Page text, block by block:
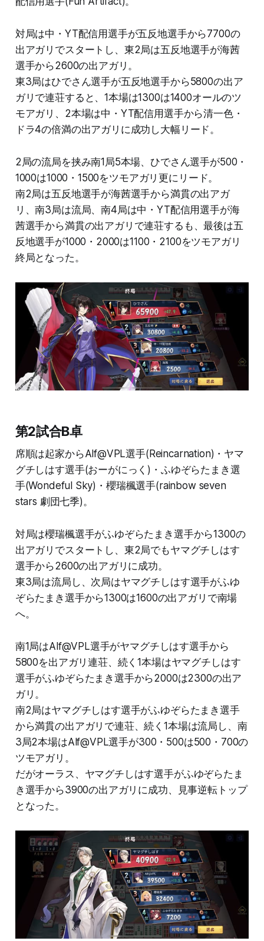
対局は中・YT配信用選手が五反地選手から7700の
出アガリでスタートし、東2局は五反地選手が海茜
選手から2600の出アガリ。
東3局はひでさん選手が五反地選手から5800の出ア
ガリで連荘すると、1本場は1300は1400オールのツ
モアガリ、2本場は中・YT配信用選手から清一色・
ドラ4の倍満の出アガリに成功し大幅リード。
2局の流局を挟み南1局5本場、ひでさん選手が500・
1000は1000・1500をツモアガリ更にリード。
南2局は五反地選手が海茜選手から満貫の出アガ
リ、南3局は流局、南4局は中・YT配信用選手が海
茜選手から満貫の出アガリで連荘するも、最後は五
反地選手が1000・2000は1100・2100をツモアガリ
終局となった。
第2試合B卓
席順は起家からAlf@VPL選手(Reincarnation)・ヤマ
グチしはす選手(おーがにっく)・ふゆぞらたまき選
手(Wondeful Sky)・櫻瑞楓選手(rainbow seven
stars 劇団七季)。
対局は櫻瑞楓選手がふゆぞらたまき選手から1300の
出アガリでスタートし、東2局でもヤマグチしはす
選手から2600の出アガリに成功。
東3局は流局し、次局はヤマグチしはす選手がふゆ
ぞらたまき選手から1300は1600の出アガリで南場
へ。
南1局はAlf@VPL選手がヤマグチしはす選手から
5800を出アガリ連荘、続く1本場はヤマグチしはす
選手がふゆぞらたまき選手から2000は2300の出ア
ガリ。
南2局はヤマグチしはす選手がふゆぞらたまき選手
から満貫の出アガリで連荘、続く1本場は流局し、南
3局2本場はAlf@VPL選手が300・500は500・700の
ツモアガリ。
だがオーラス、ヤマグチしはす選手がふゆぞらたま
き選手から3900の出アガリに成功、見事逆転トップ
となった。